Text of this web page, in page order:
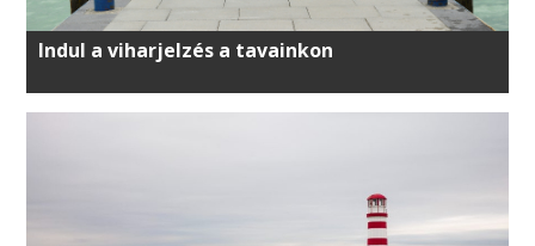
Indul a viharjelzés a tavainkon